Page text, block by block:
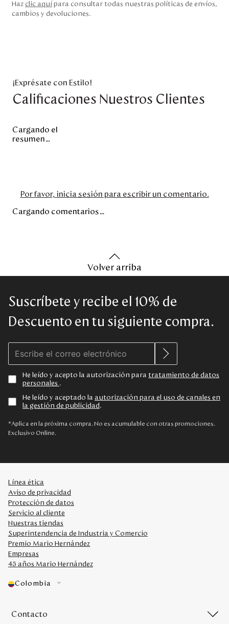
Haz clic aquí para consultar todas nuestras políticas de envíos,
cambios y devoluciones.
¡Exprésate con Estilo!
Calificaciones Nuestros Clientes
Cargando el
resumen…
Por favor, inicia sesión para escribir un comentario.
Cargando comentarios…
Volver arriba
Suscríbete y recibe el 10% de
Descuento en tu siguiente compra.
He leído y acepto la autorización para tratamiento de datos
personales .
He leído y aceptado la autorización para el uso de canales en
la gestión de publicidad .
*Aplica en la próxima compra. No es acumulable con otras promociones.
Exclusivo Online.
Línea ética
Aviso de privacidad
Protección de datos
Servicio al cliente
Nuestras tiendas
Superintendencia de Industria y Comercio
Premio Mario Hernández
Empresas
45 años Mario Hernández
Colombia
Contacto